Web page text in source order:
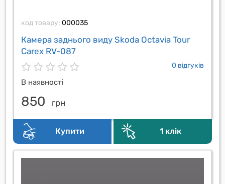
код товару: 000035
Камера заднього виду Skoda Octavia Tour
Carex RV-087
0 відгуків
В наявності
850 грн
Купити 1 клік